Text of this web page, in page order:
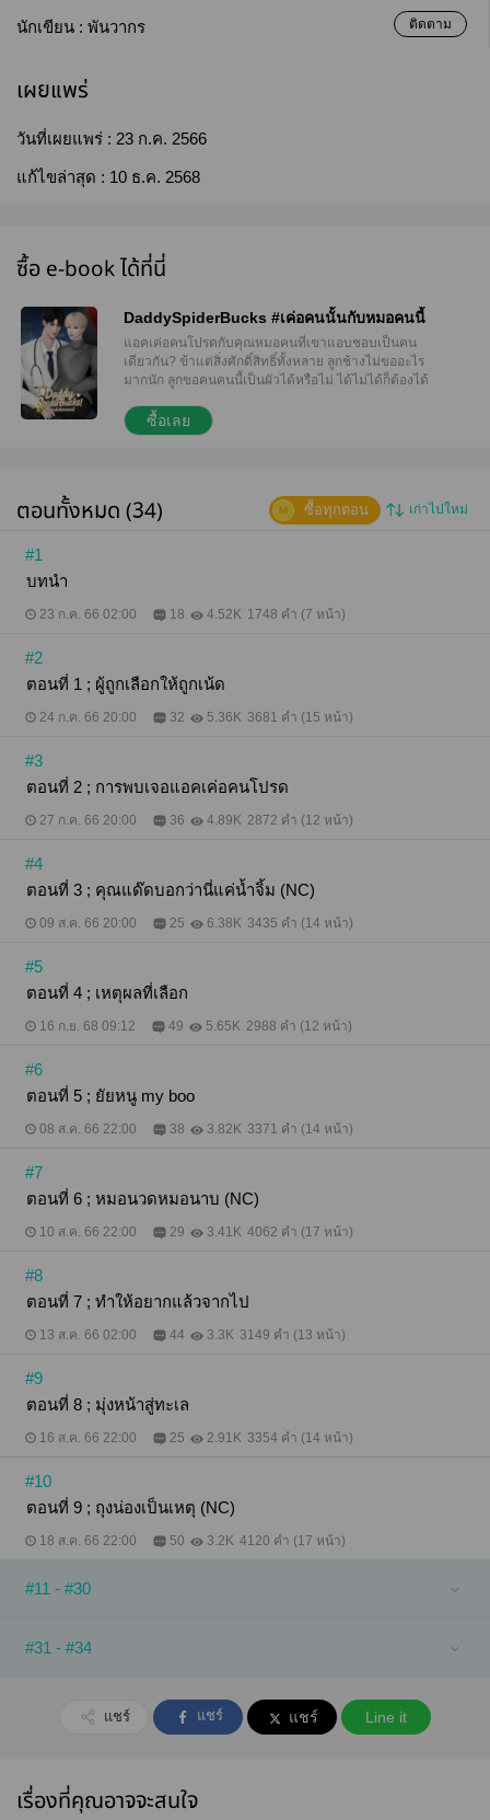
นักเขียน : พันวากร ติดตาม
เผยแพร่
วันที่เผยแพร่ : 23 ก.ค. 2566
แก้ไขล่าสุด : 10 ธ.ค. 2568
ซื้อ e-book ได้ที่นี่
DaddySpiderBucks #เค่อคนนั้นกับหมอคนนี้
แอคเค่อคนโปรดกับคุณหมอคนที่เขาแอบชอบเป็นคน
เดียวกัน? ข้าแต่สิ่งศักดิ์สิทธิ์ทั้งหลาย ลูกช้างไม่ขออะไร
มากนัก ลูกขอคนคนนี้เป็นผัวได้หรือไม่ ได้ไม่ได้ก็ต้องได้
-- DaddySpiderBucks ในวันที่แอคเค่อคนโปรด
ประกาศหาพาร์ทเนอร์มาทำคลิปลงแพลตฟอร์ม 18+
มุมเล็ก ๆ ของตัวเอง ความต้องการมันเริ่มมากขึ้น อยาก
จะลองโดนเขาเน้ดจนร้องขอชีวิตสักครั้ง ชาตินี้ก็ไม่
ทำงานผมจะส่งให้อีกที กรี๊ดสิรออะไร คอแทบแตกเชียว
ทำได้ ตื่นเต้นอะ จะโดนเน้ดแล้ว ทว่าทันทีที่ประตูห้องที่
เป็นที่นัดหมายถูกเปิดออก เขาช็อกจนเกือบหงายหลัง
ร่างกายแข็งทื่อราวกับถูกแช่ฟรีซไปชั่วขณะ ก็คุณ
ไม่ใช่บี๋!!! แล้ววิ่งหนีหายไปเลย หรือจะใช้ความหน้าหนา
และกันแล้ว จะได้เดินหน้าจีบอย่างเต็มกำลัง... และ
"ถ้าหนูจีบคุณแด๊ด จะติดไหม?" "ไม่ติด" "ชอบหนูสักนิดก็
ไม่เลยเหรอ" "ไม่" "อะไรก็ไม่ ๆ ๆ ปฏิเสธทุกอย่างแต่ก็จับ
หนูเน้ดทุกวัน!" "ถ้าไม่หยุดพูดมากฉันจะเอาไอ 9 นิ้วยัด
ซื้อเลย
ตอนทั้งหมด (34) เก่าไปใหม่
ซื้อทุกตอน
#1
บทนำ
23 ก.ค. 66 02:00 18 4.52K 1748 คำ (7 หน้า)
#2
ตอนที่ 1 ; ผู้ถูกเลือกให้ถูกเน้ด
24 ก.ค. 66 20:00 32 5.36K 3681 คำ (15 หน้า)
#3
ตอนที่ 2 ; การพบเจอแอคเค่อคนโปรด
27 ก.ค. 66 20:00 36 4.89K 2872 คำ (12 หน้า)
#4
ตอนที่ 3 ; คุณแด๊ดบอกว่านี่แค่น้ำจิ้ม (NC)
09 ส.ค. 66 20:00 25 6.38K 3435 คำ (14 หน้า)
#5
ตอนที่ 4 ; เหตุผลที่เลือก
16 ก.ย. 68 09:12 49 5.65K 2988 คำ (12 หน้า)
#6
ตอนที่ 5 ; ยัยหนู my boo
08 ส.ค. 66 22:00 38 3.82K 3371 คำ (14 หน้า)
#7
ตอนที่ 6 ; หมอนวดหมอนาบ (NC)
10 ส.ค. 66 22:00 29 3.41K 4062 คำ (17 หน้า)
#8
ตอนที่ 7 ; ทำให้อยากแล้วจากไป
13 ส.ค. 66 02:00 44 3.3K 3149 คำ (13 หน้า)
#9
ตอนที่ 8 ; มุ่งหน้าสู่ทะเล
16 ส.ค. 66 22:00 25 2.91K 3354 คำ (14 หน้า)
#10
ตอนที่ 9 ; ถุงน่องเป็นเหตุ (NC)
18 ส.ค. 66 22:00 50 3.2K 4120 คำ (17 หน้า)
#11 - #30
#31 - #34
แชร์ แชร์ แชร์ Line it
เรื่องที่คุณอาจจะสนใจ